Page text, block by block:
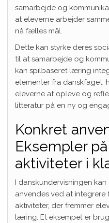
samarbejde og
at eleverne arbejder
nå fælles mål.
Dette kan styrke deres
til at samarbejde og
kan spilbaseret læring
elementer fra danskfaget,
eleverne at opleve og
litteratur på en ny og
Konkret
Eksempler
aktiviteter i
I danskundervisningen
anvendes ved at
aktiviteter, der fremmer
læring. Et eksempel er